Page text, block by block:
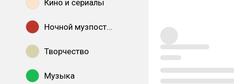
Кино и сериалы
Ночной музпостинг
Творчество
Музыка